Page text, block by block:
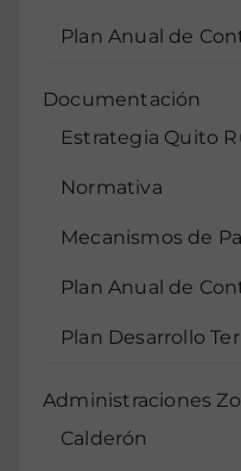
Plan Anual de
Documentación
Estrategia Quito
Normativa
Mecanismos de
Plan Anual de
Plan Desarrollo
Administraciones
Calderón